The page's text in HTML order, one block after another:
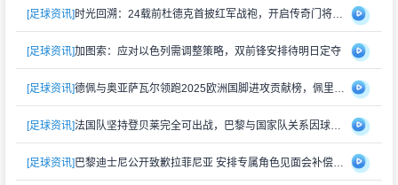
[足球资讯] 时光回溯：24载前杜德克首披红军战袍，开启传奇门将生涯
[足球资讯]加图索：应对以色列需调整策略，双前锋安排待明日定夺
[足球资讯] 德佩与奥亚萨瓦尔领跑2025欧洲国脚进攻贡献榜，佩里西奇紧随其后
[足球资讯] 法国队坚持登贝莱完全可出战，巴黎与国家队关系因球员伤情再度紧张
[足球资讯] 巴黎迪士尼公开致歉拉菲尼亚 安排专属角色见面会补偿受冷落经历